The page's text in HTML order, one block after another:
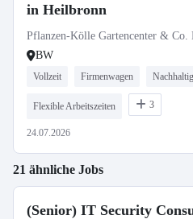
in Heilbronn
Pflanzen-Kölle Gartencenter & Co.
BW
Vollzeit Firmenwagen
Flexible Arbeitszeiten 3
24.07.2026
21 ähnliche Jobs
(Senior) IT Security